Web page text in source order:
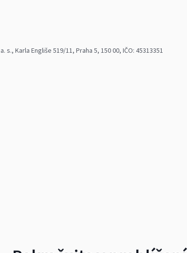
Karla Engliše 519/11, Praha 5, 150 00, IČO: 45313351